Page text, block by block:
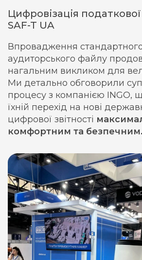
Цифровізація податкової
SAF-T UA
Впровадження
аудиторського файлу
нагальним викликом для
Ми детально обговорили
процесу з компанією INGO,
їхній перехід на нові
цифрової звітності
комфортним та безпечним.